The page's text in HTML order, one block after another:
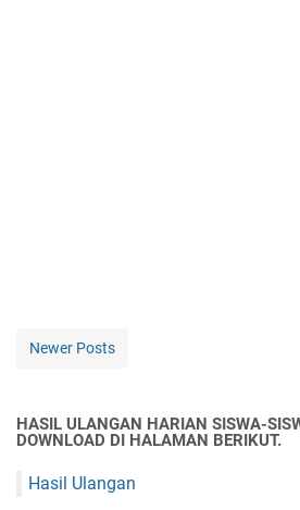
Newer Posts
HASIL ULANGAN HARIAN SISWA-
DOWNLOAD DI HALAMAN BERIKUT.
Hasil Ulangan